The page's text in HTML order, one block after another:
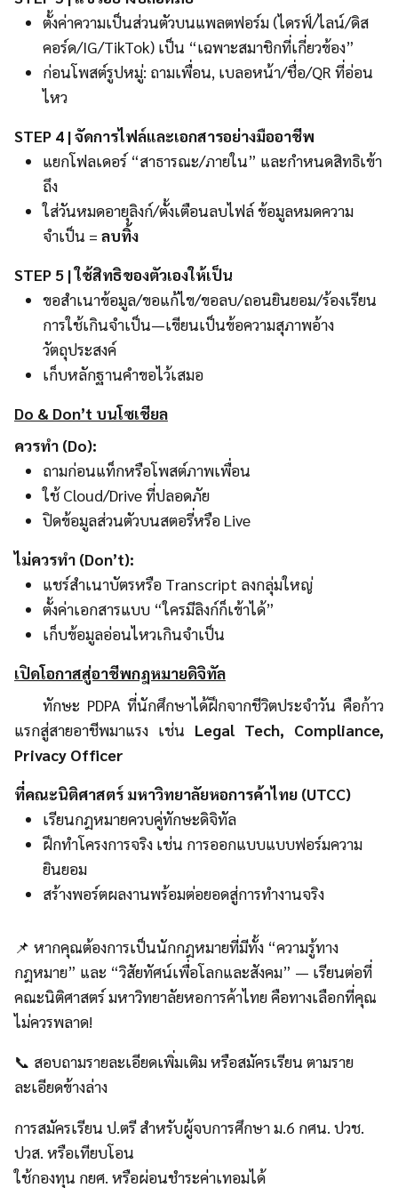
ตั้งค่าความเป็นส่วนตัวบนแพลตฟอร์ม (ไดรฟ์/ไลน์/ดิส
คอร์ด/IG/TikTok) เป็น “เฉพาะสมาชิกที่เกี่ยวข้อง”
ก่อนโพสต์รูปหมู่: ถามเพื่อน, เบลอหน้า/ชื่อ/QR ที่อ่อน
ไหว
STEP 4 | จัดการไฟล์และเอกสารอย่างมืออาชีพ
แยกโฟลเดอร์ “สาธารณะ/ภายใน” และกำหนดสิทธิเข้า
ถึง
ใส่วันหมดอายุลิงก์/ตั้งเตือนลบไฟล์ ข้อมูลหมดความ
จำเป็น = ลบทิ้ง
STEP 5 | ใช้สิทธิของตัวเองให้เป็น
ขอสำเนาข้อมูล/ขอแก้ไข/ขอลบ/ถอนยินยอม/ร้องเรียน
การใช้เกินจำเป็น—เขียนเป็นข้อความสุภาพอ้าง
วัตถุประสงค์
เก็บหลักฐานคำขอไว้เสมอ
Do & Don’t บนโซเชียล
ควรทำ (Do):
ถามก่อนแท็กหรือโพสต์ภาพเพื่อน
ใช้ Cloud/Drive ที่ปลอดภัย
ปิดข้อมูลส่วนตัวบนสตอรี่หรือ Live
ไม่ควรทำ (Don’t):
แชร์สำเนาบัตรหรือ Transcript ลงกลุ่มใหญ่
ตั้งค่าเอกสารแบบ “ใครมีลิงก์ก็เข้าได้”
เก็บข้อมูลอ่อนไหวเกินจำเป็น
เปิดโอกาสสู่อาชีพกฎหมายดิจิทัล
ทักษะ PDPA ที่นักศึกษาได้ฝึกจากชีวิตประจำวัน คือก้าว
แรกสู่สายอาชีพมาแรง เช่น Legal Tech, Compliance,
Privacy Officer
ที่คณะนิติศาสตร์ มหาวิทยาลัยหอการค้าไทย (UTCC)
เรียนกฎหมายควบคู่ทักษะดิจิทัล
ฝึกทำโครงการจริง เช่น การออกแบบแบบฟอร์มความ
ยินยอม
สร้างพอร์ตผลงานพร้อมต่อยอดสู่การทำงานจริง
📌 หากคุณต้องการเป็นนักกฎหมายที่มีทั้ง “ความรู้ทาง
กฎหมาย” และ “วิสัยทัศน์เพื่อโลกและสังคม” — เรียนต่อที่
คณะนิติศาสตร์ มหาวิทยาลัยหอการค้าไทย คือทางเลือกที่คุณ
ไม่ควรพลาด!
📞 สอบถามรายละเอียดเพิ่มเติม หรือสมัครเรียน ตามราย
ละเอียดข้างล่าง
การสมัครเรียน ป.ตรี สำหรับผู้จบการศึกษา ม.6 กศน. ปวช.
ปวส. หรือเทียบโอน
ใช้กองทุน กยศ. หรือผ่อนชำระค่าเทอมได้